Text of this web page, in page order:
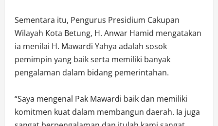
Sementara itu, Pengurus Presidium Cakupan
Wilayah Kota Betung, H. Anwar Hamid mengatakan
ia menilai H. Mawardi Yahya adalah sosok
pemimpin yang baik serta memiliki banyak
pengalaman dalam bidang pemerintahan.
“Saya mengenal Pak Mawardi baik dan memiliki
komitmen kuat dalam membangun daerah. Ia juga